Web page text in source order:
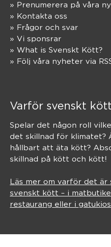
» Prenumerera på våra
» Kontakta oss
» Frågor och svar
» Vi sponsrar
» What is Svenskt Kött?
» Följ våra nyheter via
Varför svenskt
Spelar det någon roll
det skillnad för klimatet?
hållbart att äta kött?
skillnad på kött och kött!
Läs mer om varför det är
svenskt kött – i
restaurang eller i